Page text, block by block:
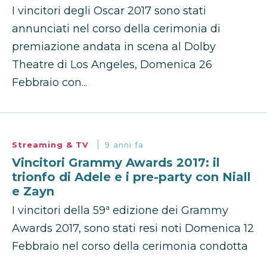
I vincitori degli Oscar 2017 sono stati
annunciati nel corso della cerimonia di
premiazione andata in scena al Dolby
Theatre di Los Angeles, Domenica 26
Febbraio con...
Streaming & TV 9 anni fa
Vincitori Grammy Awards 2017: il
trionfo di Adele e i pre-party con Niall
e Zayn
I vincitori della 59ª edizione dei Grammy
Awards 2017, sono stati resi noti Domenica 12
Febbraio nel corso della cerimonia condotta